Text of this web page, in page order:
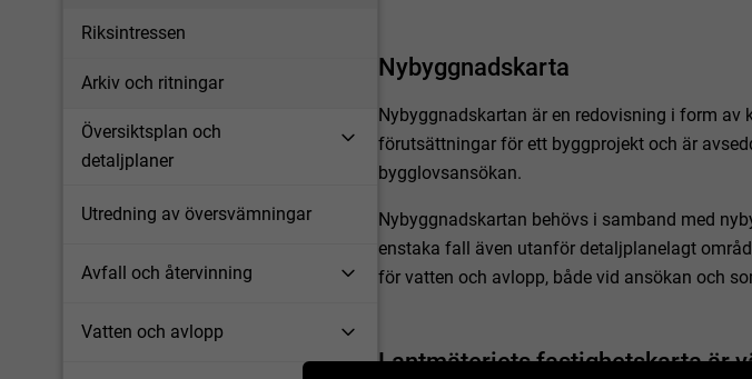
Riksintressen
Arkiv och ritningar
Översiktsplan och
detaljplaner
Utredning av översvämningar
Avfall och återvinning
Vatten och avlopp
Nybyggnadskarta
Nybyggnadskartan är en redovisning i form av
förutsättningar för ett byggprojekt och är
bygglovsansökan.
Nybyggnadskartan behövs i samband med
enstaka fall även utanför detaljplanelagt
för vatten och avlopp, både vid ansökan och
Lantmäteriets fastighetskarta är